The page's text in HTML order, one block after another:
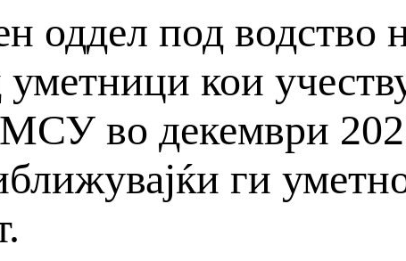
оддел под водство
кои
во декември
ги